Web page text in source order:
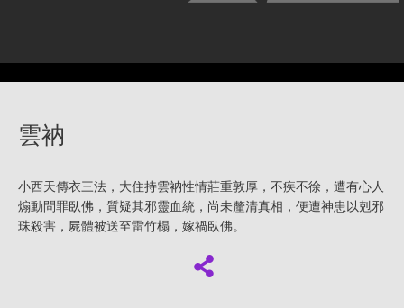
雲衲
小西天傳衣三法，大住持雲衲性情莊重敦厚，不疾不徐，遭有心人
煽動問罪臥佛，質疑其邪靈血統，尚未釐清真相，便遭神患以剋邪
珠殺害，屍體被送至雷竹榻，嫁禍臥佛。